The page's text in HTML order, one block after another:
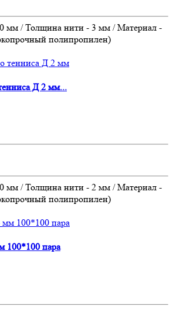
мм / Толщина нити - 3 мм / Материал -
полипропилен)
Д 2 мм...
мм / Толщина нити - 2 мм / Материал -
полипропилен)
100*100 пара